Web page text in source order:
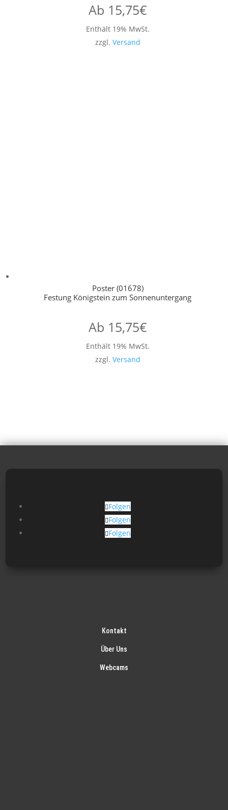
Ab 15,75€
Enthält 19% MwSt.
zzgl. Versand
Poster (01678)
Festung Königstein zum Sonnenuntergang
Ab 15,75€
Enthält 19% MwSt.
zzgl. Versand
Folgen
Folgen
Folgen
Kontakt
Über Uns
Webcams